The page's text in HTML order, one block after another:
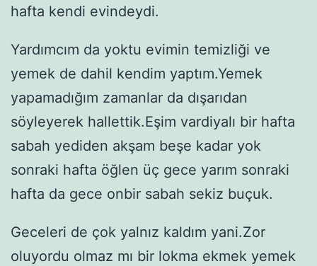
hafta kendi evindeydi.
Yardımcım da yoktu evimin temizliği ve
yemek de dahil kendim yaptım.Yemek
yapamadığım zamanlar da dışarıdan
söyleyerek hallettik.Eşim vardiyalı bir hafta
sabah yediden akşam beşe kadar yok
sonraki hafta öğlen üç gece yarım sonraki
hafta da gece onbir sabah sekiz buçuk.
Geceleri de çok yalnız kaldım yani.Zor
oluyordu olmaz mı bir lokma ekmek yemek